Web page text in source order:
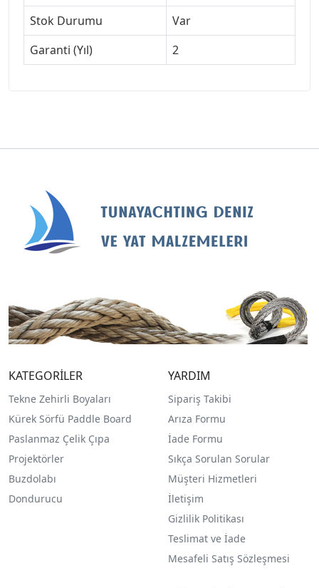
Stok Durumu
Var
Garanti (Yıl)
2
KATEGORİLER
Tekne Zehirli Boyaları
Kürek Sörfü Paddle Board
Paslanmaz Çelik Çıpa
Projektörler
Buzdolabı
Dondurucu
YARDIM
Sipariş Takibi
Arıza Formu
İade Formu
Sıkça Sorulan Sorular
Müşteri Hizmetleri
İletişim
Gizlilik Politikası
Teslimat ve İade
Mesafeli Satış Sözleşmesi